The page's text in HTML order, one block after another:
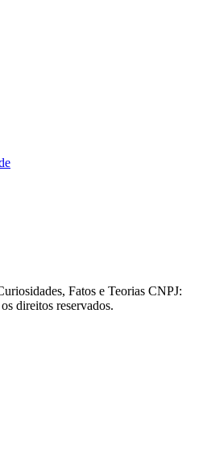
Fatos e Teorias CNPJ:
direitos reservados.